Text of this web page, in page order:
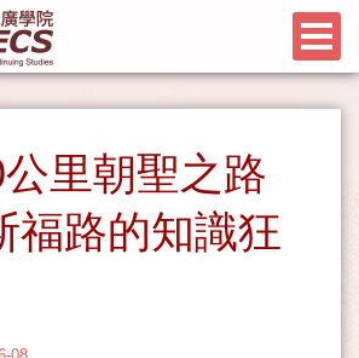
里朝聖之路
福路的知識狂